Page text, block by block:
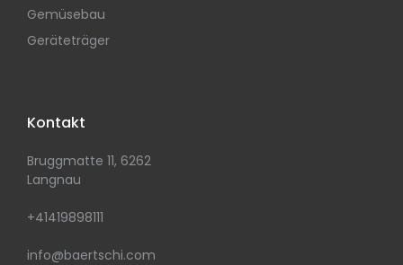
Gemüsebau
Geräteträger
Kontakt
Bruggmatte 11, 6262
Langnau
+41419898111
info@baertschi.com